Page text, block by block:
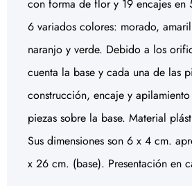
con forma de flor y 19 encajes en
6 variados colores: morado,
naranjo y verde. Debido a los
cuenta la base y cada una de las
construcción, encaje y
piezas sobre la base. Material
Sus dimensiones son 6 x 4 cm.
x 26 cm. (base). Presentación en